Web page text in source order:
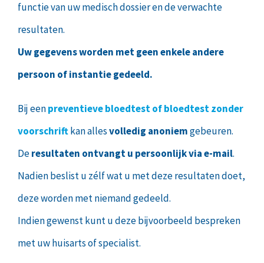
functie van uw medisch dossier en de verwachte
resultaten.
Uw gegevens worden met geen enkele andere
persoon of instantie gedeeld.
Bij eenpreventieve bloedtest of bloedtest zonder
voorschriftkan allesvolledig anoniemgebeuren.
Deresultaten ontvangt u persoonlijk via e-mail.
Nadien beslist u zélf wat u met deze resultaten doet,
deze worden met niemand gedeeld.
Indien gewenst kunt u deze bijvoorbeeld bespreken
met uw huisarts of specialist.